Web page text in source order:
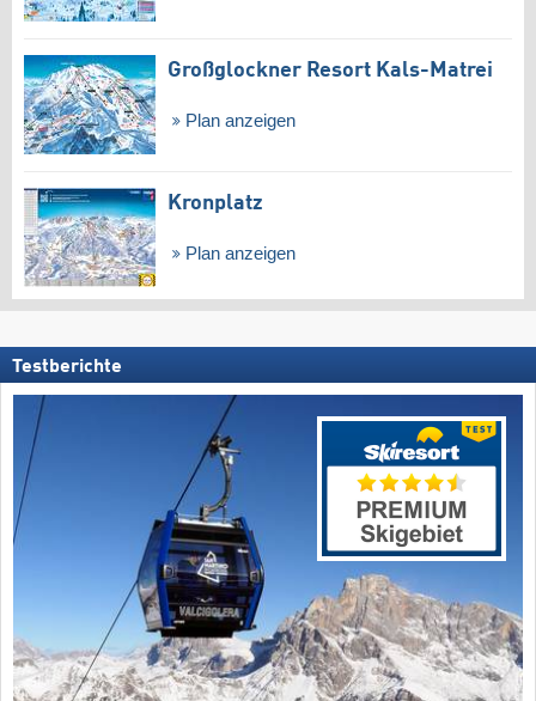
Großglockner Resort Kals-Matrei
Plan anzeigen
Kronplatz
Plan anzeigen
Testberichte